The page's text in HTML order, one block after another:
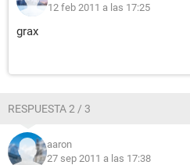
12 feb 2011 a las 17:25
grax
RESPUESTA 2 / 3
aaron
27 sep 2011 a las 17:38